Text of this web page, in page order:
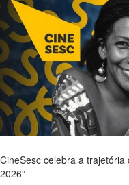
CineSesc celebra a
2026”